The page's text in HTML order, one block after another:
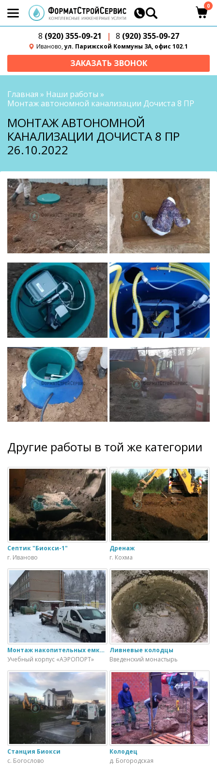
8 (920) 355-09-21 | 8 (920) 355-09-27
Иваново,ул. Парижской Коммуны 3А, офис 102.1
0
ЗАКАЗАТЬ ЗВОНОК
Главная » Наши работы »
Монтаж автономной канализации Дочиста 8 ПР
МОНТАЖ АВТОНОМНОЙ
КАНАЛИЗАЦИИ ДОЧИСТА 8 ПР
26.10.2022
Другие работы в той же категории
Септик "Биокси-1"
г. Иваново
Дренаж
г. Кохма
Монтаж накопительных емкостей HELYX 50m3
Учебный корпус «АЭРОПОРТ»
Ливневые колодцы
Введенский монастырь
Станция Биокси
с. Богослово
Колодец
д. Богородская